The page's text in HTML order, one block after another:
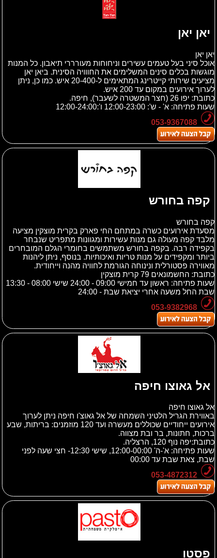
יאן יאן
יאן יאן
אוכל סיני בעל טעמים עשירים וניחוחות מעורררי תיאבון. כל המנות
מוגשות בכלים סינים המשלימים את החווויה הסינית. ביאן יאן
מציעים שירותי קייטרינג המתאימים ל-20-400 איש. כמו כן, ניתן
לערוך אירועים במקום עד 200 איש.
כתובת: יפו 26 (חצר המשטרה לשעבר), חיפה.
שעות פתיחה: א' - ש': 12:00-23:00 ו':12:00-24:00
053-9367088
קפה בחורש
קפה בחורש
מסעדת אירועים כשרה במתחם החי פארק בקרית מוצקין מציעה
מלבד קפה מעולה גם מנות עשירות ומגוונות מתפריט שנבחר
בקפידה רבה. בקפה בחורש משתמשים בחומרי הגלם המובחרים
ביותר ומקפידים על מנות טריות ואיכותיות. בנוסף, ניתן ליהנות
מאווירה פסטורלית ונינוחה הגורמת לחוויה מהנה וייחודית.
כתובת: החשמונאים 79 קרית מוצקין
שעות פתיחה: ראשון עד חמישי 09:00 - 24:00 שישי 08:00 - 13:30
שבת החל משעה אחרי יציאת שבת - 24:00
053-9382968
אל גאוצו חיפה
אל גאוצו חיפה
באווירת הגריל הלטיני השמחה של אל גאוצ'ו חיפה ניתן לערוך
אירועים ייחודיים שכוללים מעשרה ועד 120 מוזמנים: בריתות, שבע
ברכות, חתונות, בר ובת מצווה.
כתובת:יפה נוף 120, הרצליה.
שעות פתיחה: א'-ה' 12:00-00:00, שישי 12:30- חצי שעה לפני
שבת, צאת שבת עד 00:00
053-4872312
פסטו